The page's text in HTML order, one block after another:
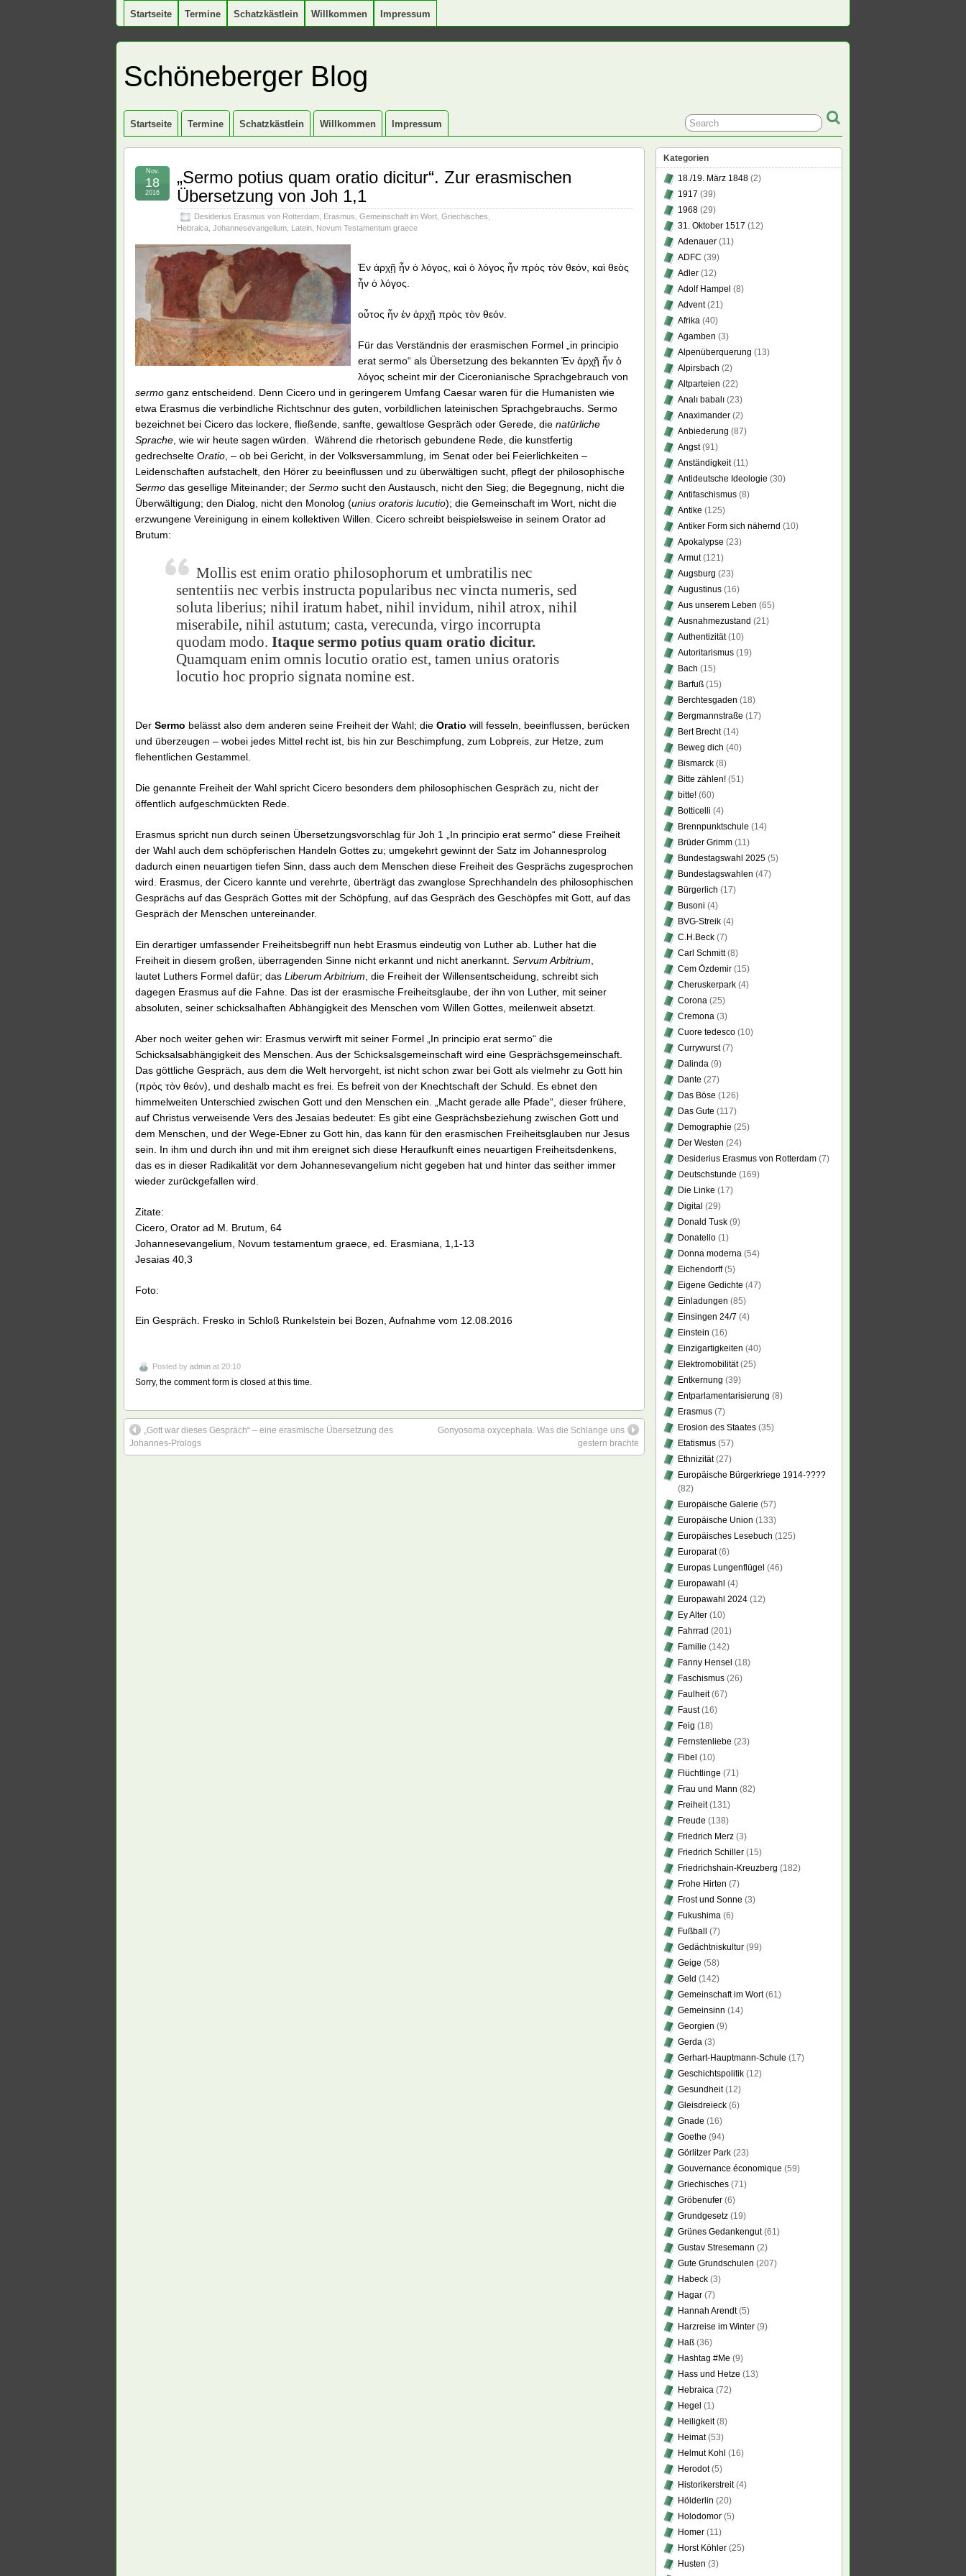
Startseite Termine Schatzkästlein Willkommen Impressum
Schöneberger Blog
Startseite Termine Schatzkästlein Willkommen Impressum
„Sermo potius quam oratio dicitur“. Zur erasmischen
Übersetzung von Joh 1,1
Desiderius Erasmus von Rotterdam Erasmus Gemeinschaft im Wort Griechisches
Hebraica Johannesevangelium Latein Novum Testamentum graece
Nov.
18
2016
Ἐν ἀρχῇ ἦν ὁ λόγος, καὶ ὁ λόγος ἦν πρὸς τὸν θεόν, καὶ θεὸς
ἦν ὁ λόγος.
οὗτος ἦν ἐν ἀρχῇ πρὸς τὸν θεόν.
Für das Verständnis der erasmischen Formel „in principio
erat sermo“ als Übersetzung des bekannten Ἐν ἀρχῇ ἦν ὁ
λόγος scheint mir der Ciceronianische Sprachgebrauch von
sermo ganz entscheidend. Denn Cicero und in geringerem Umfang Caesar waren für die Humanisten wie
etwa Erasmus die verbindliche Richtschnur des guten, vorbildlichen lateinischen Sprachgebrauchs. Sermo
bezeichnet bei Cicero das lockere, fließende, sanfte, gewaltlose Gespräch oder Gerede, die natürliche
Sprache , wie wir heute sagen würden. Während die rhetorisch gebundene Rede, die kunstfertig
gedrechselte Oratio , – ob bei Gericht, in der Volksversammlung, im Senat oder bei Feierlichkeiten –
Leidenschaften aufstachelt, den Hörer zu beeinflussen und zu überwältigen sucht, pflegt der philosophische
Sermo das gesellige Miteinander; der Sermo sucht den Austausch, nicht den Sieg; die Begegnung, nicht die
Überwältigung; den Dialog, nicht den Monolog (unius oratoris lucutio); die Gemeinschaft im Wort, nicht die
erzwungene Vereinigung in einem kollektiven Willen. Cicero schreibt beispielsweise in seinem Orator ad
Brutum:
Mollis est enim oratio philosophorum et umbratilis nec
sententiis nec verbis instructa popularibus nec vincta numeris, sed
soluta liberius; nihil iratum habet, nihil invidum, nihil atrox, nihil
miserabile, nihil astutum; casta, verecunda, virgo incorrupta
quodam modo. Itaque sermo potius quam oratio dicitur.
Quamquam enim omnis locutio oratio est, tamen unius oratoris
locutio hoc proprio signata nomine est.
Der Sermo belässt also dem anderen seine Freiheit der Wahl; die Oratio will fesseln, beeinflussen, berücken
und überzeugen – wobei jedes Mittel recht ist, bis hin zur Beschimpfung, zum Lobpreis, zur Hetze, zum
flehentlichen Gestammel.
Die genannte Freiheit der Wahl spricht Cicero besonders dem philosophischen Gespräch zu, nicht der
öffentlich aufgeschmückten Rede.
Erasmus spricht nun durch seinen Übersetzungsvorschlag für Joh 1 „In principio erat sermo“ diese Freiheit
der Wahl auch dem schöpferischen Handeln Gottes zu; umgekehrt gewinnt der Satz im Johannesprolog
dadurch einen neuartigen tiefen Sinn, dass auch dem Menschen diese Freiheit des Gesprächs zugesprochen
wird. Erasmus, der Cicero kannte und verehrte, überträgt das zwanglose Sprechhandeln des philosophischen
Gesprächs auf das Gespräch Gottes mit der Schöpfung, auf das Gespräch des Geschöpfes mit Gott, auf das
Gespräch der Menschen untereinander.
Ein derartiger umfassender Freiheitsbegriff nun hebt Erasmus eindeutig von Luther ab. Luther hat die
Freiheit in diesem großen, überragenden Sinne nicht erkannt und nicht anerkannt. Servum Arbitrium
lautet Luthers Formel dafür; das Liberum Arbitrium , die Freiheit der Willensentscheidung, schreibt sich
dagegen Erasmus auf die Fahne. Das ist der erasmische Freiheitsglaube, der ihn von Luther, mit seiner
absoluten, seiner schicksalhaften Abhängigkeit des Menschen vom Willen Gottes, meilenweit absetzt.
Aber noch weiter gehen wir: Erasmus verwirft mit seiner Formel „In principio erat sermo“ die
Schicksalsabhängigkeit des Menschen. Aus der Schicksalsgemeinschaft wird eine Gesprächsgemeinschaft.
Das göttliche Gespräch, aus dem die Welt hervorgeht, ist nicht schon zwar bei Gott als vielmehr zu Gott hin
(πρὸς τὸν θεόν), und deshalb macht es frei. Es befreit von der Knechtschaft der Schuld. Es ebnet den
himmelweiten Unterschied zwischen Gott und den Menschen ein. „Macht gerade alle Pfade“, dieser frühere,
auf Christus verweisende Vers des Jesaias bedeutet: Es gibt eine Gesprächsbeziehung zwischen Gott und
dem Menschen, und der Wege-Ebner zu Gott hin, das kann für den erasmischen Freiheitsglauben nur Jesus
sein. In ihm und durch ihn und mit ihm ereignet sich diese Heraufkunft eines neuartigen Freiheitsdenkens,
das es in dieser Radikalität vor dem Johannesevangelium nicht gegeben hat und hinter das seither immer
wieder zurückgefallen wird.
Zitate:
Cicero, Orator ad M. Brutum, 64
Johannesevangelium, Novum testamentum graece, ed. Erasmiana, 1,1-13
Jesaias 40,3
Foto:
Ein Gespräch. Fresko in Schloß Runkelstein bei Bozen, Aufnahme vom 12.08.2016
Posted by admin at 20:10
Sorry, the comment form is closed at this time.
„Gott war dieses Gespräch“ – eine erasmische Übersetzung des
Johannes-Prologs
Gonyosoma oxycephala. Was die Schlange uns
gestern brachte
Kategorien
18./19. März 1848 (2)
1917 (39)
1968 (29)
31. Oktober 1517 (12)
Adenauer (11)
ADFC (39)
Adler (12)
Adolf Hampel (8)
Advent(21)
Afrika (40)
Agamben (3)
Alpenüberquerung (13)
Alpirsbach (2)
Altparteien (22)
Analı babalı (23)
Anaximander (2)
Anbiederung (87)
Angst(91)
Anständigkeit(11)
Antideutsche Ideologie (30)
Antifaschismus (8)
Antike (125)
Antiker Form sich nähernd (10)
Apokalypse (23)
Armut(121)
Augsburg (23)
Augustinus (16)
Aus unserem Leben (65)
Ausnahmezustand (21)
Authentizität(10)
Autoritarismus (19)
Bach (15)
Barfuß (15)
Berchtesgaden (18)
Bergmannstraße (17)
Bert Brecht(14)
Beweg dich (40)
Bismarck (8)
Bitte zählen! (51)
bitte! (60)
Botticelli (4)
Brennpunktschule (14)
Brüder Grimm (11)
Bundestagswahl 2025 (5)
Bundestagswahlen (47)
Bürgerlich (17)
Busoni (4)
BVG-Streik (4)
C.H.Beck (7)
Carl Schmitt(8)
Cem Özdemir (15)
Cheruskerpark (4)
Corona (25)
Cremona (3)
Cuore tedesco (10)
Currywurst(7)
Dalinda (9)
Dante (27)
Das Böse (126)
Das Gute (117)
Demographie (25)
Der Westen (24)
Desiderius Erasmus von Rotterdam (7)
Deutschstunde (169)
Die Linke (17)
Digital (29)
Donald Tusk (9)
Donatello (1)
Donna moderna (54)
Eichendorff(5)
Eigene Gedichte (47)
Einladungen (85)
Einsingen 24/7 (4)
Einstein (16)
Einzigartigkeiten (40)
Elektromobilität(25)
Entkernung (39)
Entparlamentarisierung (8)
Erasmus (7)
Erosion des Staates (35)
Etatismus (57)
Ethnizität(27)
Europäische Bürgerkriege 1914-????
(82)
Europäische Galerie (57)
Europäische Union (133)
Europäisches Lesebuch (125)
Europarat(6)
Europas Lungenflügel (46)
Europawahl (4)
Europawahl 2024 (12)
Ey Alter (10)
Fahrrad (201)
Familie (142)
Fanny Hensel (18)
Faschismus (26)
Faulheit(67)
Faust(16)
Feig (18)
Fernstenliebe (23)
Fibel (10)
Flüchtlinge (71)
Frau und Mann (82)
Freiheit(131)
Freude (138)
Friedrich Merz (3)
Friedrich Schiller (15)
Friedrichshain-Kreuzberg (182)
Frohe Hirten (7)
Frost und Sonne (3)
Fukushima (6)
Fußball
(7)
Gedächtniskultur (99)
Geige (58)
Geld (142)
Gemeinschaft im Wort(61)
Gemeinsinn (14)
Georgien (9)
Gerda (3)
Gerhart-Hauptmann-Schule (17)
Geschichtspolitik (12)
Gesundheit(12)
Gleisdreieck (6)
Gnade (16)
Goethe (94)
Görlitzer Park (23)
Gouvernance économique (59)
Griechisches (71)
Gröbenufer (6)
Grundgesetz (19)
Grünes Gedankengut(61)
Gustav Stresemann (2)
Gute Grundschulen (207)
Habeck (3)
Hagar (7)
Hannah Arendt(5)
Harzreise im Winter (9)
Haß (36)
Hashtag #Me (9)
Hass und Hetze (13)
Hebraica (72)
Hegel (1)
Heiligkeit(8)
Heimat(53)
Helmut Kohl (16)
Herodot(5)
Historikerstreit(4)
Hölderlin (20)
Holodomor (5)
Homer (11)
Horst Köhler (25)
Husten (3)